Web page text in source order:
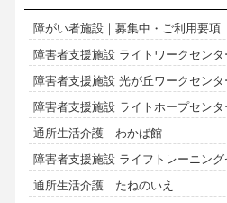
障がい者施設｜募集中・ご利用要項
障害者支援施設 ライトワークセンタ
障害者支援施設 光が丘ワークセンタ
障害者支援施設 ライトホープセンタ
通所生活介護 わかば館
障害者支援施設 ライフトレーニング
通所生活介護 たねのいえ